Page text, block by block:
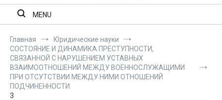
MENU
Главная
Юридические науки
СОСТОЯНИЕ И ДИНАМИКА ПРЕСТУПНОСТИ,
СВЯЗАННОЙ С НАРУШЕНИЕМ УСТАВНЫХ
ВЗАИМООТНОШЕНИЙ МЕЖДУ ВОЕННОСЛУЖАЩИМИ
ПРИ ОТСУТСТВИИ МЕЖДУ НИМИ ОТНОШЕНИЙ
ПОДЧИНЕННОСТИ
3